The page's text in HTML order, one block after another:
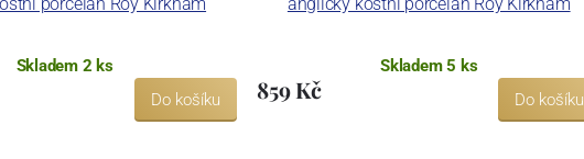
Skladem 2 ks
Do košíku
Skladem 5 ks
859 Kč Do košíku